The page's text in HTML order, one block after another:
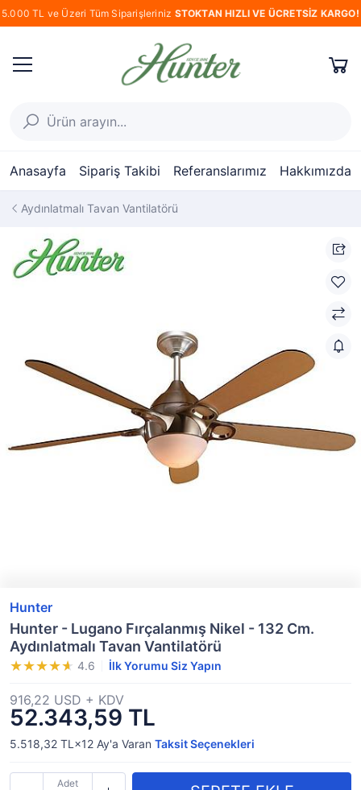
5.000 TL ve Üzeri Tüm Siparişleriniz STOKTAN HIZLI VE ÜCRETSİZ KARGO!
Anasayfa Sipariş Takibi Referanslarımız Hakkımızda
Aydınlatmalı Tavan Vantilatörü
Hunter
Hunter - Lugano Fırçalanmış Nikel - 132 Cm.
Aydınlatmalı Tavan Vantilatörü
4.6 İlk Yorumu Siz Yapın
52.343,59 TL
916,22 USD + KDV
5.518,32 TL×12 Ay'a Varan Taksit Seçenekleri
Adet